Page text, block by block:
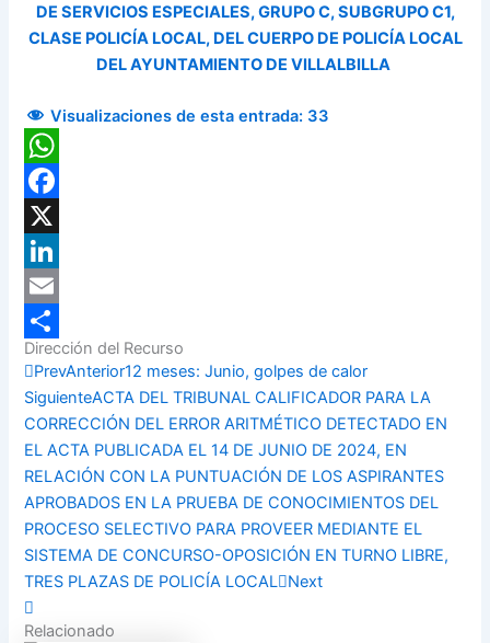
DE SERVICIOS ESPECIALES, GRUPO C, SUBGRUPO C1,
CLASE POLICÍA LOCAL, DEL CUERPO DE POLICÍA LOCAL
DEL AYUNTAMIENTO DE VILLALBILLA
Visualizaciones de esta entrada: 33
WhatsApp
Facebook
X
LinkedIn
Email
Compartir
Dirección del Recurso
PrevAnterior12 meses: Junio, golpes de calor
SiguienteACTA DEL TRIBUNAL CALIFICADOR PARA LA
CORRECCIÓN DEL ERROR ARITMÉTICO DETECTADO EN
EL ACTA PUBLICADA EL 14 DE JUNIO DE 2024, EN
RELACIÓN CON LA PUNTUACIÓN DE LOS ASPIRANTES
APROBADOS EN LA PRUEBA DE CONOCIMIENTOS DEL
PROCESO SELECTIVO PARA PROVEER MEDIANTE EL
SISTEMA DE CONCURSO-OPOSICIÓN EN TURNO LIBRE,
TRES PLAZAS DE POLICÍA LOCAL Next
Relacionado